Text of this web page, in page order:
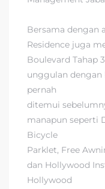
Bersama dengan
Residence juga
Boulevard Tahap
unggulan
pernah
ditemui
manapun seperti
Bicycle
Parklet, Free
dan Hollywood
Hollywood